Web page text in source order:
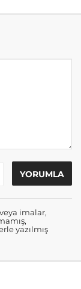
imalar,
yazılmış